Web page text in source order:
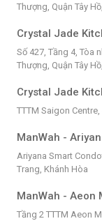
Thượng, Quận Tây
Crystal Jade
Số 427, Tầng 4, Tòa
Thượng, Quận Tây
Crystal Jade
TTTM Saigon Centre,
ManWah -
Ariyana Smart
Trang, Khánh Hòa
ManWah - Aeon
Tầng 2 TTTM Aeon